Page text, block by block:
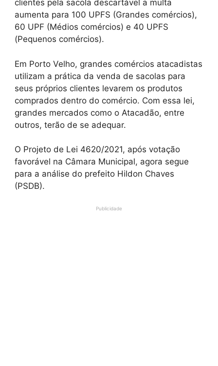
clientes pela sacola descartável a multa
aumenta para 100 UPFS (Grandes comércios),
60 UPF (Médios comércios) e 40 UPFS
(Pequenos comércios).
Em Porto Velho, grandes comércios atacadistas
utilizam a prática da venda de sacolas para
seus próprios clientes levarem os produtos
comprados dentro do comércio. Com essa lei,
grandes mercados como o Atacadão, entre
outros, terão de se adequar.
O Projeto de Lei 4620/2021, após votação
favorável na Câmara Municipal, agora segue
para a análise do prefeito Hildon Chaves
(PSDB).
Publicidade